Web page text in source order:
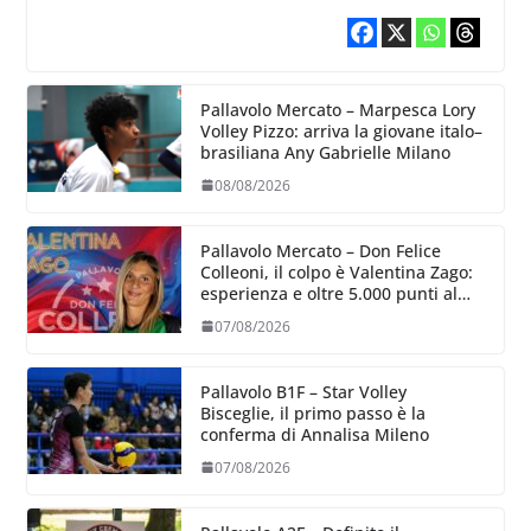
Pallavolo Mercato – Marpesca Lory
Volley Pizzo: arriva la giovane italo–
brasiliana Any Gabrielle Milano
08/08/2026
Pallavolo Mercato – Don Felice
Colleoni, il colpo è Valentina Zago:
esperienza e oltre 5.000 punti al
07/08/2026
Pallavolo B1F – Star Volley
Bisceglie, il primo passo è la
conferma di Annalisa Mileno
07/08/2026